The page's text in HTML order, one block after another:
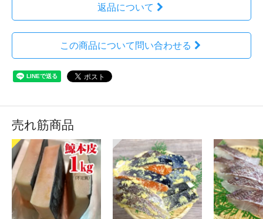
返品について
この商品について問い合わせる
売れ筋商品